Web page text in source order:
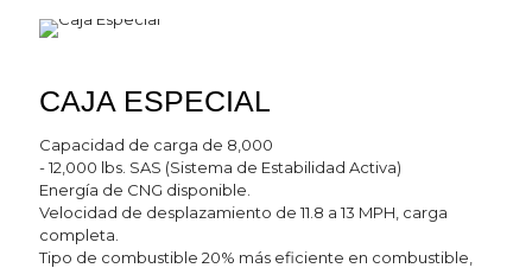
CAJA ESPECIAL
Capacidad de carga de 8,000
- 12,000 lbs. SAS (Sistema de Estabilidad Activa)
Energía de CNG disponible.
Velocidad de desplazamiento de 11.8 a 13 MPH, carga
completa.
Tipo de combustible 20% más eficiente en combustible,